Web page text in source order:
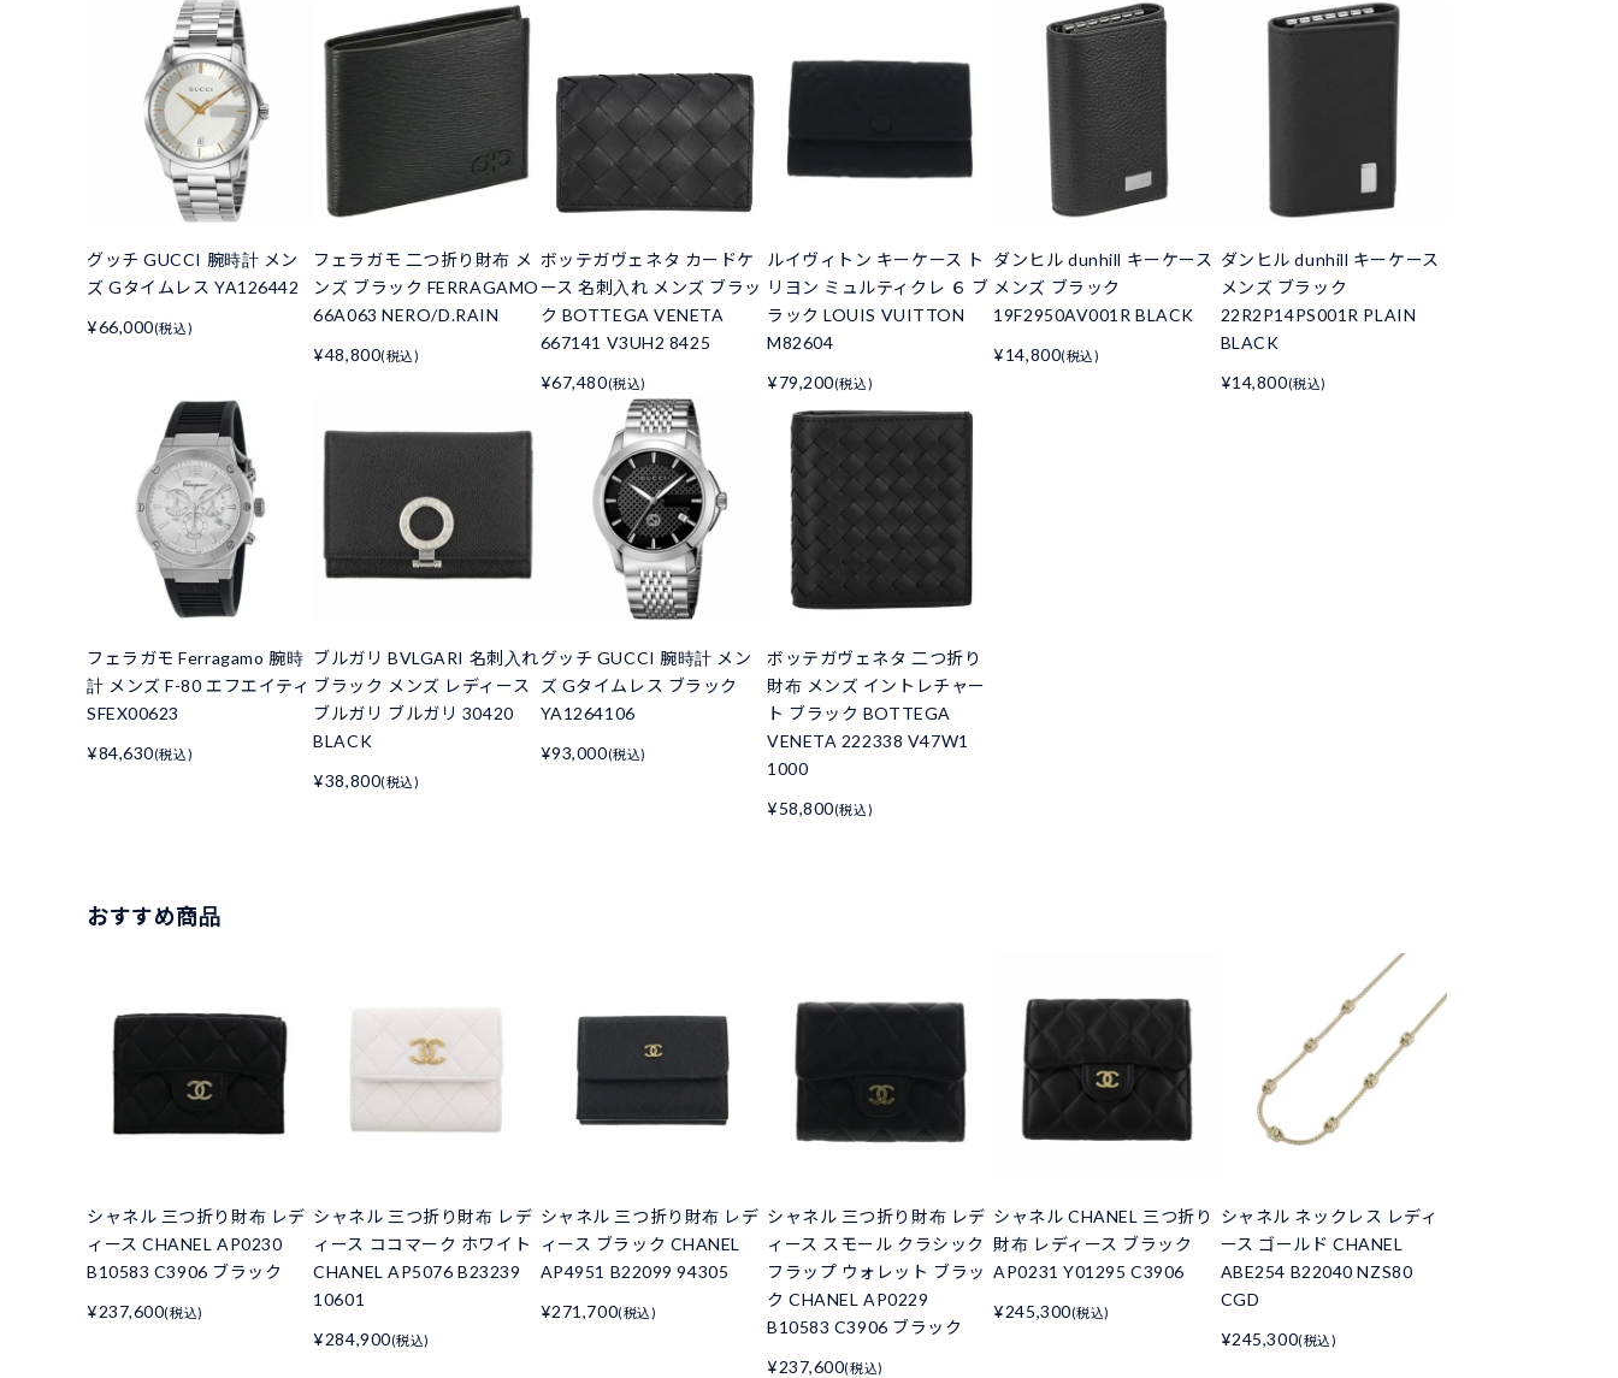
グッチ GUCCI 腕時計 メン
ズ Gタイムレス YA126442
¥66,000(税込)
フェラガモ 二つ折り財布 メ
ンズ ブラック FERRAGAMO
66A063 NERO/D.RAIN
¥48,800(税込)
ボッテガヴェネタ カードケ
ース 名刺入れ メンズ ブラッ
ク BOTTEGA VENETA
667141 V3UH2 8425
¥67,480(税込)
ルイヴィトン キーケース ト
リヨン ミュルティクレ ６ ブ
ラック LOUIS VUITTON
M82604
¥79,200(税込)
ダンヒル dunhill キーケース
メンズ ブラック
19F2950AV001R BLACK
¥14,800(税込)
ダンヒル dunhill キーケース
メンズ ブラック
22R2P14PS001R PLAIN
BLACK
¥14,800(税込)
フェラガモ Ferragamo 腕時
計 メンズ F-80 エフエイティ
SFEX00623
¥84,630(税込)
ブルガリ BVLGARI 名刺入れ
ブラック メンズ レディース
ブルガリ ブルガリ 30420
BLACK
¥38,800(税込)
グッチ GUCCI 腕時計 メン
ズ Gタイムレス ブラック
YA1264106
¥93,000(税込)
ボッテガヴェネタ 二つ折り
財布 メンズ イントレチャー
ト ブラック BOTTEGA
VENETA 222338 V47W1
1000
¥58,800(税込)
おすすめ商品
シャネル 三つ折り財布 レデ
ィース CHANEL AP0230
B10583 C3906 ブラック
¥237,600(税込)
シャネル 三つ折り財布 レデ
ィース ココマーク ホワイト
CHANEL AP5076 B23239
10601
¥284,900(税込)
シャネル 三つ折り財布 レデ
ィース ブラック CHANEL
AP4951 B22099 94305
¥271,700(税込)
シャネル 三つ折り財布 レデ
ィース スモール クラシック
フラップ ウォレット ブラッ
ク CHANEL AP0229
B10583 C3906 ブラック
¥237,600(税込)
シャネル CHANEL 三つ折り
財布 レディース ブラック
AP0231 Y01295 C3906
¥245,300(税込)
シャネル ネックレス レディ
ース ゴールド CHANEL
ABE254 B22040 NZS80
CGD
¥245,300(税込)